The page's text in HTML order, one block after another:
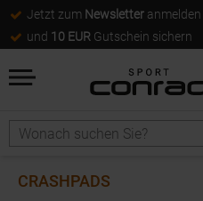
Jetzt zum Newsletter anmelden
und 10 EUR Gutschein sichern
Suche
CRASHPADS